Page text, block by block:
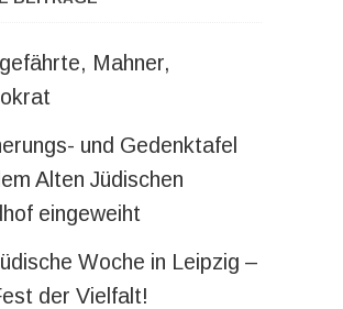
Mahner,
und Gedenktafel
Alten Jüdischen
eingeweiht
Woche in Leipzig –
der Vielfalt!